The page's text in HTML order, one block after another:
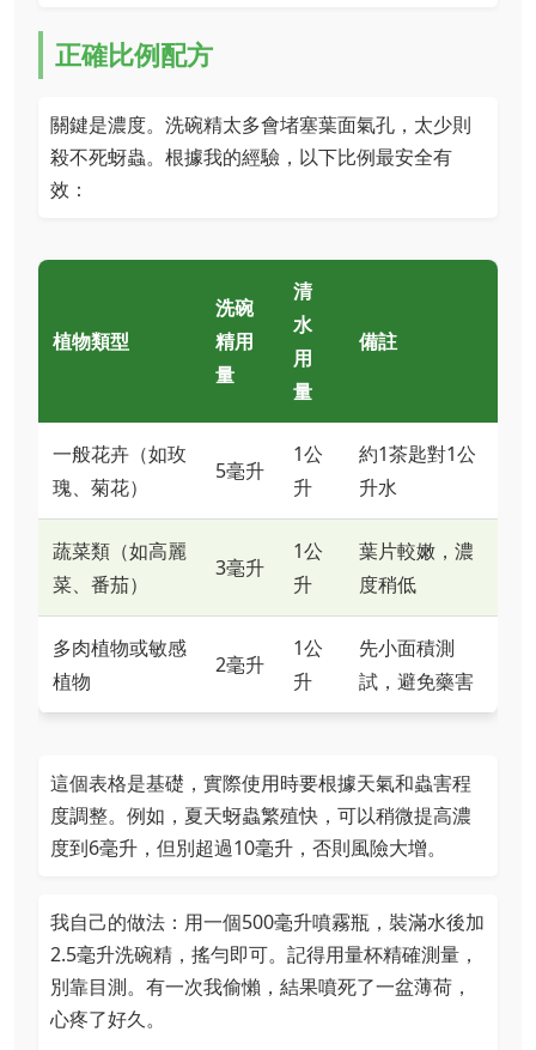
正確比例配方
關鍵是濃度。洗碗精太多會堵塞葉面氣孔，太少則
殺不死蚜蟲。根據我的經驗，以下比例最安全有
效：
植物類型
洗碗
精用
量
清
水
用
量
備註
一般花卉（如玫
瑰、菊花）
5毫升
1公
升
約1茶匙對1公
升水
蔬菜類（如高麗
菜、番茄）
3毫升
1公
升
葉片較嫩，濃
度稍低
多肉植物或敏感
植物
2毫升
1公
升
先小面積測
試，避免藥害
這個表格是基礎，實際使用時要根據天氣和蟲害程
度調整。例如，夏天蚜蟲繁殖快，可以稍微提高濃
度到6毫升，但別超過10毫升，否則風險大增。
我自己的做法：用一個500毫升噴霧瓶，裝滿水後加
2.5毫升洗碗精，搖勻即可。記得用量杯精確測量，
別靠目測。有一次我偷懶，結果噴死了一盆薄荷，
心疼了好久。